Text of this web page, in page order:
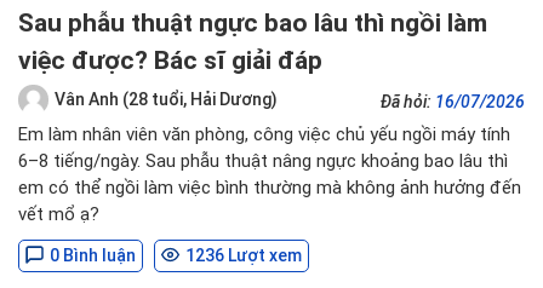
Sau phẫu thuật ngực bao lâu thì ngồi làm
việc được? Bác sĩ giải đáp
Vân Anh (28 tuổi, Hải Dương) Đã hỏi: 16/07/2026
Em làm nhân viên văn phòng, công việc chủ yếu ngồi máy tính
6–8 tiếng/ngày. Sau phẫu thuật nâng ngực khoảng bao lâu thì
em có thể ngồi làm việc bình thường mà không ảnh hưởng đến
vết mổ ạ?
0 Bình luận 1236 Lượt xem